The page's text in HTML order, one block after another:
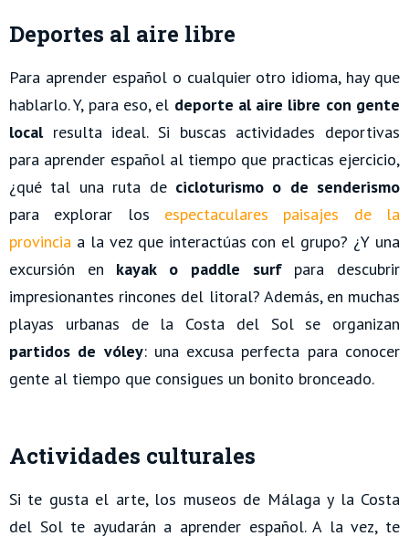
Deportes al aire libre
Para aprender español o cualquier otro idioma, hay que
hablarlo. Y, para eso, el deporte al aire libre con gente
localresulta ideal. Si buscas actividades deportivas
para aprender español al tiempo que practicas ejercicio,
¿qué tal una ruta de cicloturismo o de senderismo
para explorar los
espectaculares paisajes de la
provincia a la vez que interactúas con el grupo? ¿Y una
excursión en kayak o paddle surfpara descubrir
impresionantes rincones del litoral? Además, en muchas
playas urbanas de la Costa del Sol se organizan
partidos de vóley: una excusa perfecta para conocer
gente al tiempo que consigues un bonito bronceado.
Actividades culturales
Si te gusta el arte, los museos de Málaga y la Costa
del Sol te ayudarán a aprender español. A la vez, te